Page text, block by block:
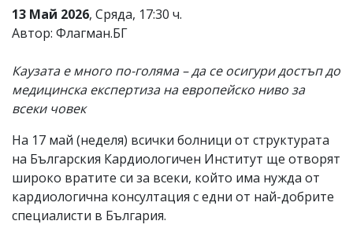
откриете
обиден
за
коментар,
моля
сигнализирайте
ни!
13 Май 2026, Сряда, 17:30 ч.
Автор: Флагман.БГ
Каузата е много по-голяма – да се осигури достъп до
медицинска експертиза на европейско ниво за
всеки човек
На 17 май (неделя) всички болници от структурата
на Българския Кардиологичен Институт ще отворят
широко вратите си за всеки, който има нужда от
кардиологична консултация с едни от най-добрите
специалисти в България.